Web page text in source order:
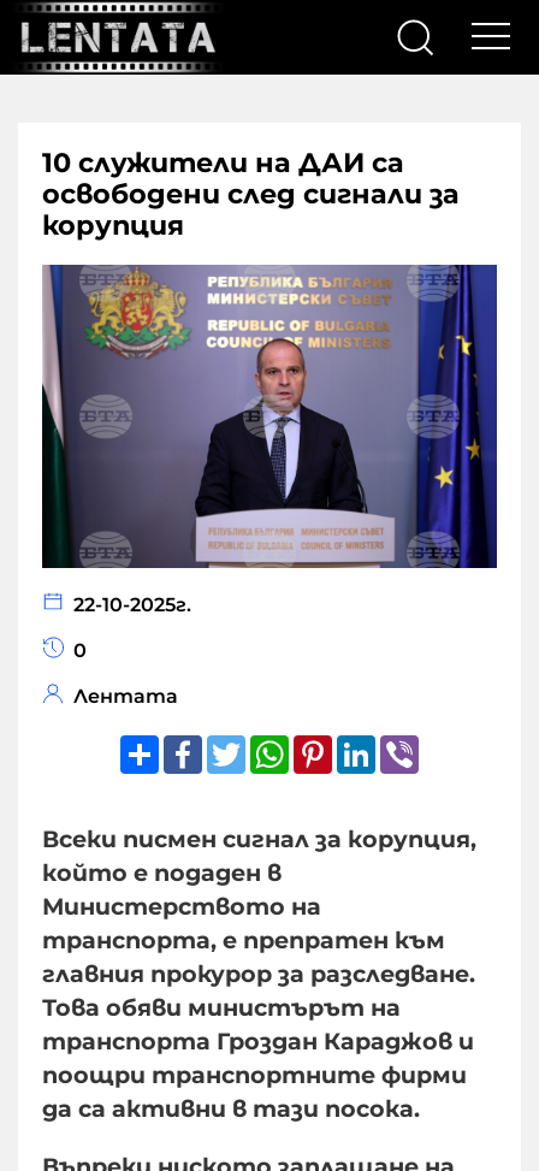
10 служители на ДАИ са
освободени след сигнали за
корупция
22-10-2025г.
0
Лентата
ShareFacebook
TwitterWhatsApp
Pinterest
LinkedIn
Всеки писмен сигнал за корупция,
който е подаден в
Министерството на
транспорта, е препратен към
главния прокурор за разследване.
Това обяви министърът на
транспорта Гроздан Караджов и
поощри транспортните фирми
да са активни в тази посока.